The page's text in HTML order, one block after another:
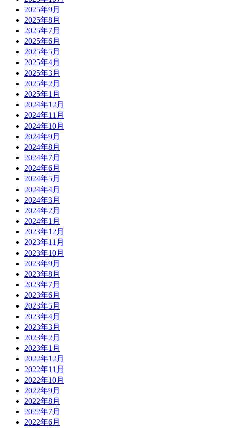
2025年9月
2025年8月
2025年7月
2025年6月
2025年5月
2025年4月
2025年3月
2025年2月
2025年1月
2024年12月
2024年11月
2024年10月
2024年9月
2024年8月
2024年7月
2024年6月
2024年5月
2024年4月
2024年3月
2024年2月
2024年1月
2023年12月
2023年11月
2023年10月
2023年9月
2023年8月
2023年7月
2023年6月
2023年5月
2023年4月
2023年3月
2023年2月
2023年1月
2022年12月
2022年11月
2022年10月
2022年9月
2022年8月
2022年7月
2022年6月